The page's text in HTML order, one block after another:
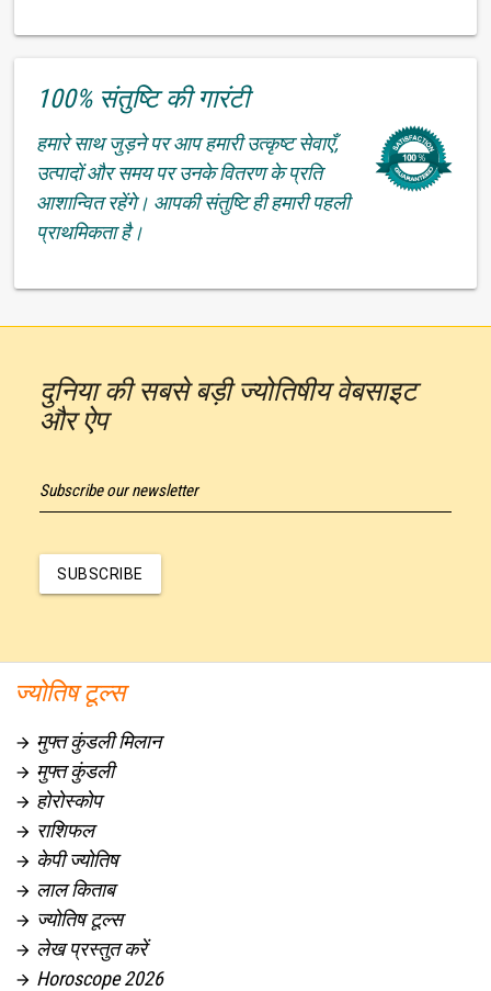
100% संतुष्टि की गारंटी
हमारे साथ जुड़ने पर आप हमारी उत्कृष्ट सेवाएँ,
उत्पादों और समय पर उनके वितरण के प्रति
आशान्वित रहेंगे। आपकी संतुष्टि ही हमारी पहली
प्राथमिकता है।
दुनिया की सबसे बड़ी ज्योतिषीय वेबसाइट
और ऐप
Subscribe our newsletter
SUBSCRIBE
ज्योतिष टूल्स
 मुफ्त कुंडली मिलान
 मुफ्त कुंडली
 होरोस्कोप
 राशिफल
 केपी ज्योतिष
 लाल किताब
 ज्योतिष टूल्स
 लेख प्रस्तुत करें
 Horoscope 2026